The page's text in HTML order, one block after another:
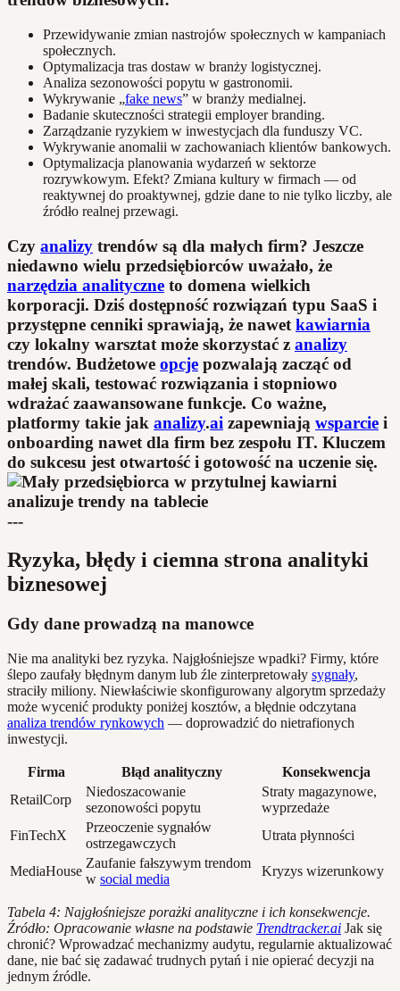
Przewidywanie zmian nastrojów społecznych w kampaniach
społecznych.
Optymalizacja tras dostaw w branży logistycznej.
Analiza sezonowości popytu w gastronomii.
Wykrywanie „fake news” w branży medialnej.
Badanie skuteczności strategii employer branding.
Zarządzanie ryzykiem w inwestycjach dla funduszy VC.
Wykrywanie anomalii w zachowaniach klientów bankowych.
Optymalizacja planowania wydarzeń w sektorze
rozrywkowym. Efekt? Zmiana kultury w firmach — od
reaktywnej do proaktywnej, gdzie dane to nie tylko liczby, ale
źródło realnej przewagi.
Czy analizy trendów są dla małych firm? Jeszcze
niedawno wielu przedsiębiorców uważało, że
narzędzia analityczne to domena wielkich
korporacji. Dziś dostępność rozwiązań typu SaaS i
przystępne cenniki sprawiają, że nawet kawiarnia
czy lokalny warsztat może skorzystać z analizy
trendów. Budżetowe opcje pozwalają zacząć od
małej skali, testować rozwiązania i stopniowo
wdrażać zaawansowane funkcje. Co ważne,
platformy takie jak analizy.ai zapewniają wsparcie i
onboarding nawet dla firm bez zespołu IT. Kluczem
do sukcesu jest otwartość i gotowość na uczenie się.
---
Ryzyka, błędy i ciemna strona analityki
biznesowej
Gdy dane prowadzą na manowce
Nie ma analityki bez ryzyka. Najgłośniejsze wpadki? Firmy, które
ślepo zaufały błędnym danym lub źle zinterpretowały sygnały,
straciły miliony. Niewłaściwie skonfigurowany algorytm sprzedaży
może wycenić produkty poniżej kosztów, a błędnie odczytana
analiza trendów rynkowych — doprowadzić do nietrafionych
inwestycji.
Firma Błąd analityczny
Konsekwencja
RetailCorp
Niedoszacowanie
sezonowości popytu
Straty magazynowe,
wyprzedaże
FinTechX
Przeoczenie sygnałów
ostrzegawczych
Utrata płynności
MediaHouse
Zaufanie fałszywym trendom
w social media
Kryzys wizerunkowy
Tabela 4: Najgłośniejsze porażki analityczne i ich konsekwencje.
Źródło: Opracowanie własne na podstawie Trendtracker.ai Jak się
chronić? Wprowadzać mechanizmy audytu, regularnie aktualizować
dane, nie bać się zadawać trudnych pytań i nie opierać decyzji na
jednym źródle.